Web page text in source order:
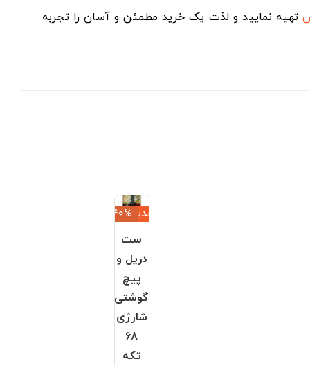
تهیه نمایید و لذت یک خرید مطمئن و آسان را تجربه
جدید‎−40%
ست
دریل و
پیچ
گوشتی
شارژی
68
تکه